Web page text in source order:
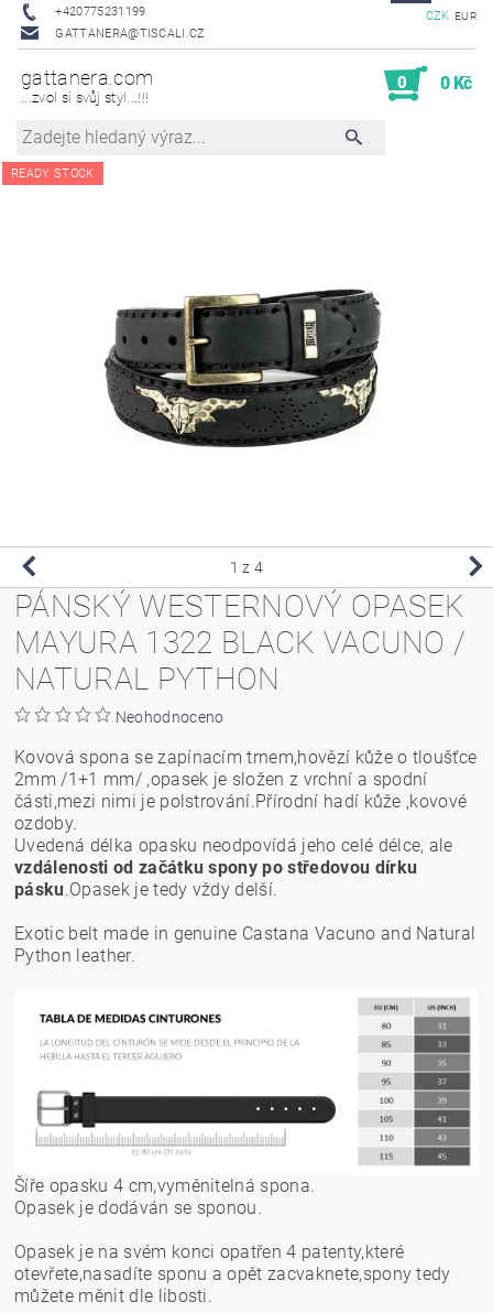
+420775231199
GATTANERA@TISCALI.CZ
CZK EUR
gattanera.com
...zvol si svůj styl...!!!
0 0 Kč
READY STOCK
1 z 4
PÁNSKÝ WESTERNOVÝ OPASEK
MAYURA 1322 BLACK VACUNO /
NATURAL PYTHON
Neohodnoceno
Kovová spona se zapínacím trnem,hovězí kůže o tloušťce
2mm /1+1 mm/ ,opasek je složen z vrchní a spodní
části,mezi nimi je polstrování.Přírodní hadí kůže ,kovové
ozdoby.
Uvedená délka opasku neodpovídá jeho celé délce, ale
vzdálenosti od začátku spony po středovou dírku
pásku.Opasek je tedy vždy delší.
Exotic belt made in genuine Castana Vacuno and Natural
Python leather.
Šíře opasku 4 cm,vyměnitelná spona.
Opasek je dodáván se sponou.
Opasek je na svém konci opatřen 4 patenty,které
otevřete,nasadíte sponu a opět zacvaknete,spony tedy
můžete měnit dle libosti.